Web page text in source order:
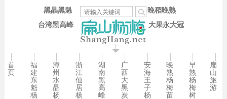
台湾黑高峰
晚稻晚熟
大果永大冠
黑晶黑魁
首
页
福
建
东
魁
杨
漳
州
水
晶
杨
浙
江
仙
居
杨
湖
南
黑
高
峰
广
西
大
黑
炭
安
海
王
子
杨
晚
熟
杨
梅
苗
早
熟
杨
梅
树
扁
山
旅
游